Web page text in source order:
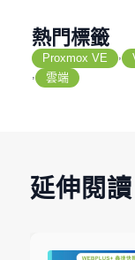
熱門標籤
Proxmox VE ,
,
雲端
延伸閱讀